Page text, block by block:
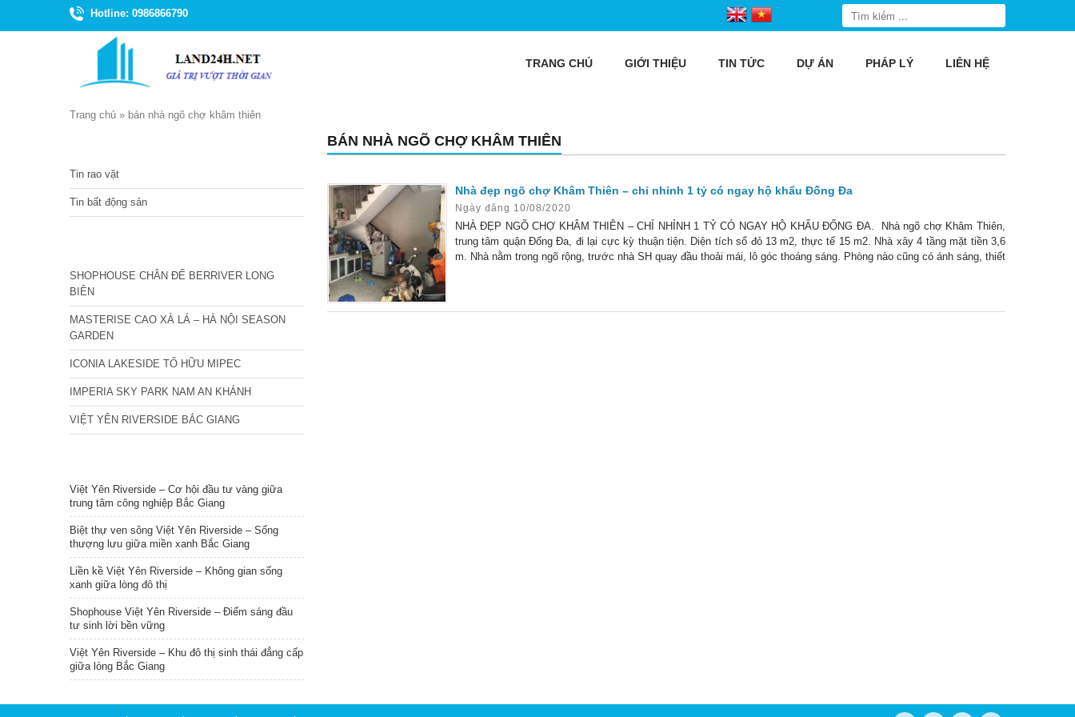
Hotline: 0986866790
TRANG CHỦ GIỚI THIỆU TIN TỨC DỰ ÁN PHÁP LÝ LIÊN HỆ
Trang chủ » bán nhà ngõ chợ khâm thiên
BÁN NHÀ NGÕ CHỢ KHÂM THIÊN
Nhà đẹp ngõ chợ Khâm Thiên – chỉ nhỉnh 1 tỷ có ngay hộ khẩu Đống Đa
Ngày đăng 10/08/2020
NHÀ ĐẸP NGÕ CHỢ KHÂM THIÊN – CHỈ NHỈNH 1 TỶ CÓ NGAY HỘ KHẨU ĐỐNG ĐA. Nhà ngõ chợ Khâm Thiên,
trung tâm quận Đống Đa, đi lại cực kỳ thuận tiện. Diện tích sổ đỏ 13 m2, thực tế 15 m2. Nhà xây 4 tầng mặt tiền 3,6
m. Nhà nằm trong ngõ rộng, trước nhà SH quay đầu thoải mái, lô góc thoáng sáng. Phòng nào cũng có ánh sáng, thiết
Tin rao vặt
Tin bất động sản
SHOPHOUSE CHÂN ĐẾ BERRIVER LONG
BIÊN
MASTERISE CAO XÀ LÁ – HÀ NỘI SEASON
GARDEN
ICONIA LAKESIDE TỐ HỮU MIPEC
IMPERIA SKY PARK NAM AN KHÁNH
VIỆT YÊN RIVERSIDE BẮC GIANG
Việt Yên Riverside – Cơ hội đầu tư vàng giữa
trung tâm công nghiệp Bắc Giang
Biệt thự ven sông Việt Yên Riverside – Sống
thượng lưu giữa miền xanh Bắc Giang
Liền kề Việt Yên Riverside – Không gian sống
xanh giữa lòng đô thị
Shophouse Việt Yên Riverside – Điểm sáng đầu
tư sinh lời bền vững
Việt Yên Riverside – Khu đô thị sinh thái đẳng cấp
giữa lòng Bắc Giang